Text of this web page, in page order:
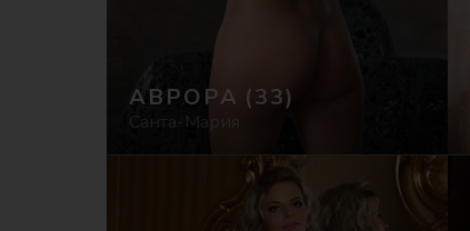
АВРОРА (33)
Санта-Мария